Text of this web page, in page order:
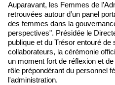
Auparavant, les Femmes de
retrouvées autour d’un panel
des femmes dans la
perspectives". Présidée le
publique et du Trésor entouré de
collaborateurs, la cérémonie
un moment fort de réflexion et
rôle prépondérant du personnel
l'administration.